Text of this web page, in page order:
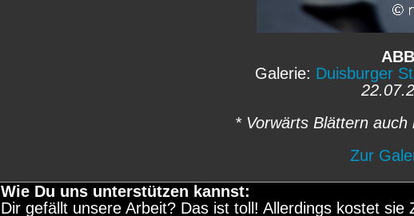
Galerie: Duisburger
* Vorwärts Blättern
Zur
Wie Du uns unterstützen kannst:
Dir gefällt unsere Arbeit? Das ist toll! Allerdings kostet